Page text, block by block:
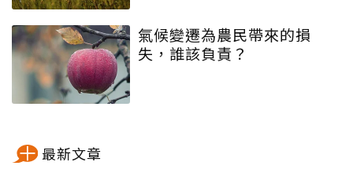
氣候變遷為農民帶來的損
失，誰該負責？
最新文章